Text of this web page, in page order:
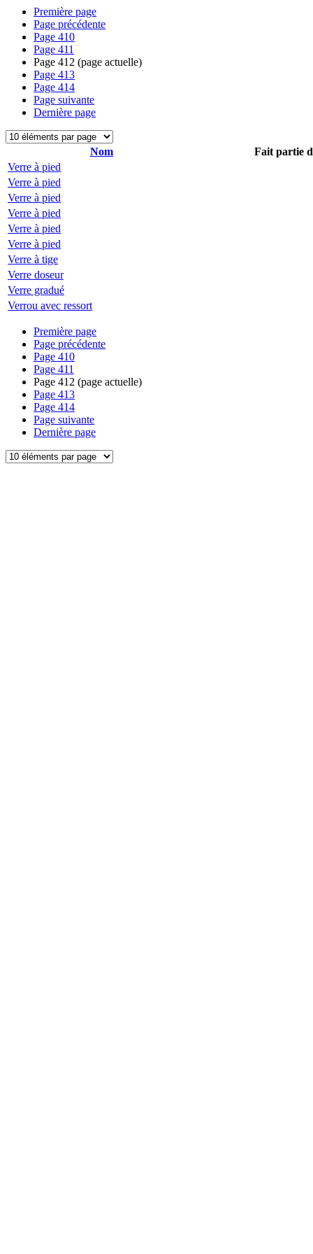
Première page
Page précédente
Page 410
Page 411
Page 412 (page actuelle)
Page 413
Page 414
Page suivante
Dernière page
Nom
Fait partie
Verre à pied
Verre à pied
Verre à pied
Verre à pied
Verre à pied
Verre à pied
Verre à tige
Verre doseur
Verre gradué
Verrou avec ressort
Première page
Page précédente
Page 410
Page 411
Page 412 (page actuelle)
Page 413
Page 414
Page suivante
Dernière page